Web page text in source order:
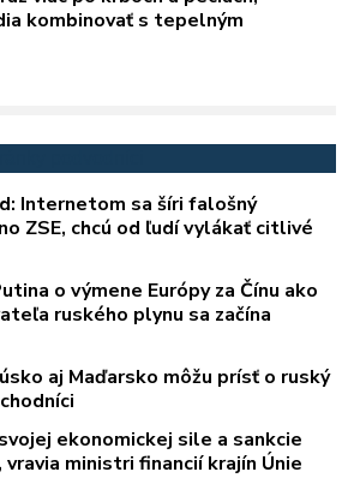
kombinovať s tepelným
Internetom sa šíri falošný
ZSE, chcú od ľudí vylákať citlivé
o výmene Európy za Čínu ako
ruského plynu sa začína
aj Maďarsko môžu prísť o ruský
ekonomickej sile a sankcie
vravia ministri financií krajín Únie